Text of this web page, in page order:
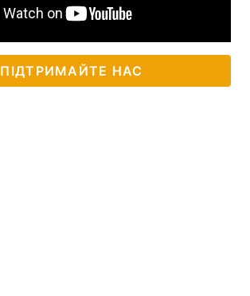
ПІДТРИМАЙТЕ НАС